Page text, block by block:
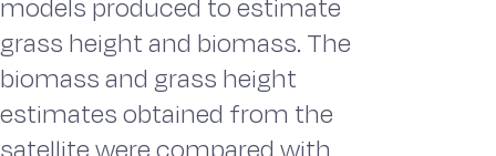
models produced to estimate
grass height and biomass. The
biomass and grass height
estimates obtained from the